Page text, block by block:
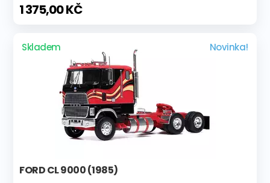
1 375,00 KČ
Skladem Novinka!
FORD CL 9000 (1985)